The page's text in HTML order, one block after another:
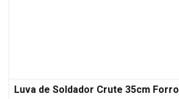
Luva de Soldador Crute 35cm Forro